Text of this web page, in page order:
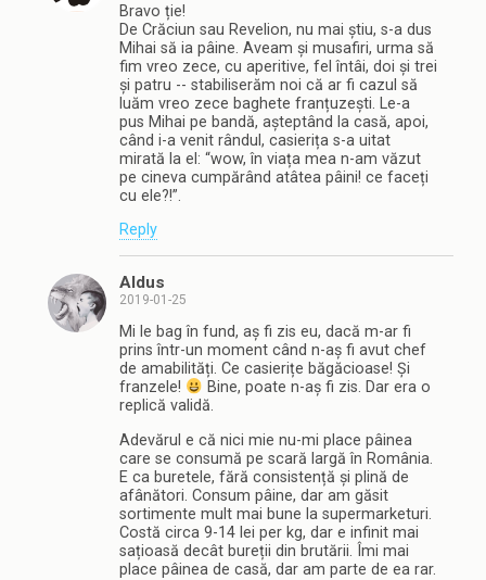
Bravo ție!
De Crăciun sau Revelion, nu mai știu, s-a dus
Mihai să ia pâine. Aveam și musafiri, urma să
fim vreo zece, cu aperitive, fel întâi, doi și trei
și patru -- stabiliserăm noi că ar fi cazul să
luăm vreo zece baghete franțuzești. Le-a
pus Mihai pe bandă, așteptând la casă, apoi,
când i-a venit rândul, casierița s-a uitat
mirată la el: “wow, în viața mea n-am văzut
pe cineva cumpărând atâtea pâini! ce faceți
cu ele?!”.
Reply
Aldus
2019-01-25
Mi le bag în fund, aș fi zis eu, dacă m-ar fi
prins într-un moment când n-aș fi avut chef
de amabilități. Ce casierițe băgăcioase! Și
franzele!
Bine, poate n-aș fi zis. Dar era o
replică validă.
Adevărul e că nici mie nu-mi place pâinea
care se consumă pe scară largă în România.
E ca buretele, fără consistență și plină de
afânători. Consum pâine, dar am găsit
sortimente mult mai bune la supermarketuri.
Costă circa 9-14 lei per kg, dar e infinit mai
sațioasă decât bureții din brutării. Îmi mai
place pâinea de casă, dar am parte de ea rar.